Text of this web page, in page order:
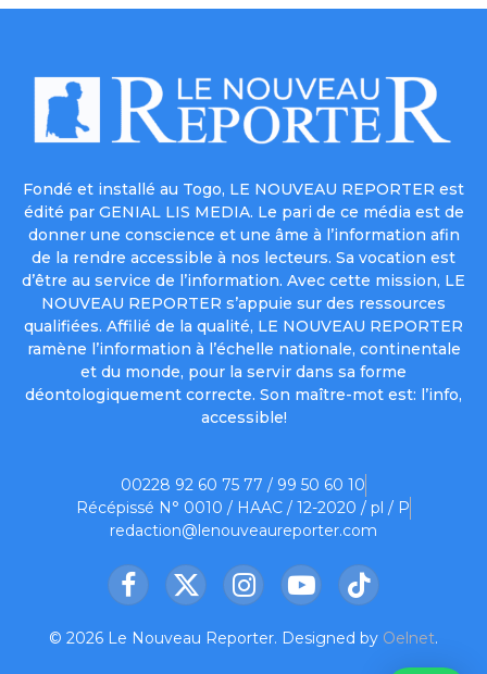
Fondé et installé au Togo, LE NOUVEAU REPORTER est
édité par GENIAL LIS MEDIA. Le pari de ce média est de
donner une conscience et une âme à l’information afin
de la rendre accessible à nos lecteurs. Sa vocation est
d’être au service de l’information. Avec cette mission, LE
NOUVEAU REPORTER s’appuie sur des ressources
qualifiées. Affilié de la qualité, LE NOUVEAU REPORTER
ramène l’information à l’échelle nationale, continentale
et du monde, pour la servir dans sa forme
déontologiquement correcte. Son maître-mot est: l’info,
accessible!
00228 92 60 75 77 / 99 50 60 10
Récépissé N° 0010 / HAAC / 12-2020 / pl / P
redaction@lenouveaureporter.com
Facebook
X
InstagramYouTubeTikTok
© 2026 Le Nouveau Reporter. Designed by Oelnet.